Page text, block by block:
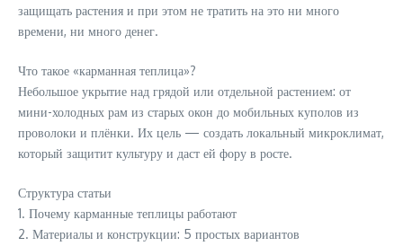
защищать растения и при этом не тратить на это ни много
времени, ни много денег.
Что такое «карманная теплица»?
Небольшое укрытие над грядой или отдельной растением: от
мини-холодных рам из старых окон до мобильных куполов из
проволоки и плёнки. Их цель — создать локальный микроклимат,
который защитит культуру и даст ей фору в росте.
Структура статьи
1. Почему карманные теплицы работают
2. Материалы и конструкции: 5 простых вариантов